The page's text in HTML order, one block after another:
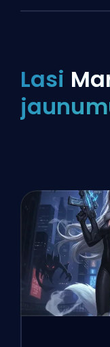
Lasi